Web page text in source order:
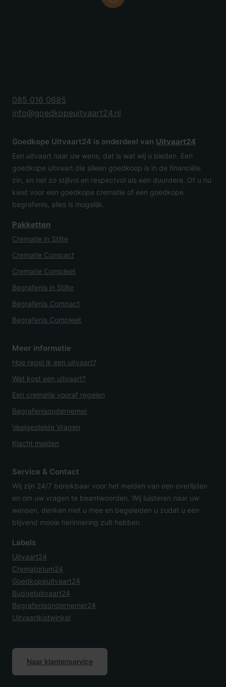
085 016 0685
info@goedkopeuitvaart24.nl
Goedkope Uitvaart24 is onderdeel van Uitvaart24
Een uitvaart naar uw wens, dat is wat wij u bieden. Een
goedkope uitvaart die alleen goedkoop is in de financiële
zin, en net zo stijlvol en respectvol als een duurdere. Of u nu
kiest voor een goedkope crematie of een goedkope
begrafenis, alles is mogelijk.
Pakketten
Crematie in Stilte
Crematie Compact
Crematie Compleet
Begrafenis in Stilte
Begrafenis Compact
Begrafenis Compleet
Meer informatie
Hoe regel ik een uitvaart?
Wat kost een uitvaart?
Een crematie vooraf regelen
Begrafenisondernemer
Veelgestelde Vragen
Klacht melden
Service & Contact
Wij zijn 24/7 bereikbaar voor het melden van een overlijden
en om uw vragen te beantwoorden. Wij luisteren naar uw
wensen, denken met u mee en begeleiden u zodat u een
blijvend mooie herinnering zult hebben
Labels
Uitvaart24
Crematorium24
Goedkopeuitvaart24
Budgetuitvaart24
Begrafenisondernemer24
Uitvaartkistwinkel
Naar klantenservice